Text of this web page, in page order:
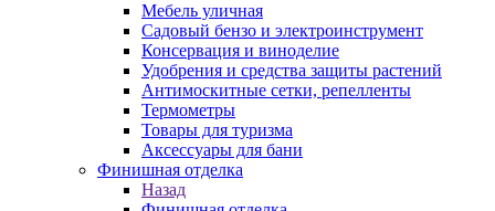
Мебель уличная
Садовый бензо и электроинструмент
Консервация и виноделие
Удобрения и средства защиты растений
Антимоскитные сетки, репелленты
Термометры
Товары для туризма
Аксессуары для бани
Финишная отделка
Назад